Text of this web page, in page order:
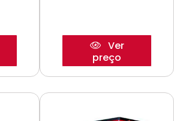
Ver
preço